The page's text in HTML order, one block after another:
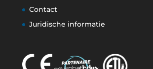
Contact
Juridische informatie